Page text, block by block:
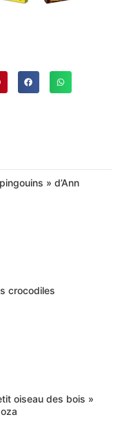
» d’Ann
crocodiles
oiseau des bois »